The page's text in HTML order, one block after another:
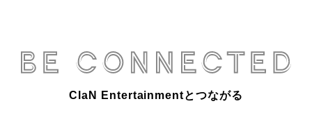
ClaN Entertainmentとつながる